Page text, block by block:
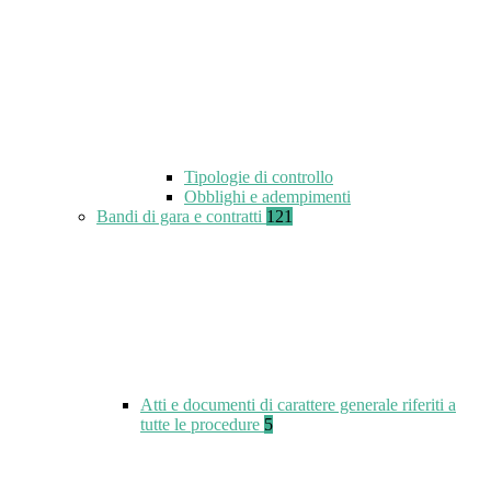
Tipologie di controllo
Obblighi e adempimenti
Bandi di gara e contratti 121
Atti e documenti di carattere generale riferiti a
tutte le procedure 5